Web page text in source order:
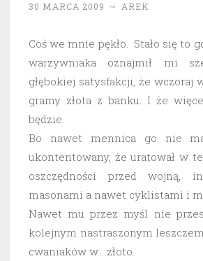
30 MARCA 2009 ~ AREK
Coś we mnie pękło. Stało się to
warzywniaka oznajmił mi
głębokiej satysfakcji, że wczoraj
gramy złota z banku. I że
będzie.
Bo nawet mennica go nie
ukontentowany, że uratował w
oszczędności przed wojną,
masonami a nawet cyklistami i
Nawet mu przez myśl nie
kolejnym nastraszonym
cwaniaków w… złoto.